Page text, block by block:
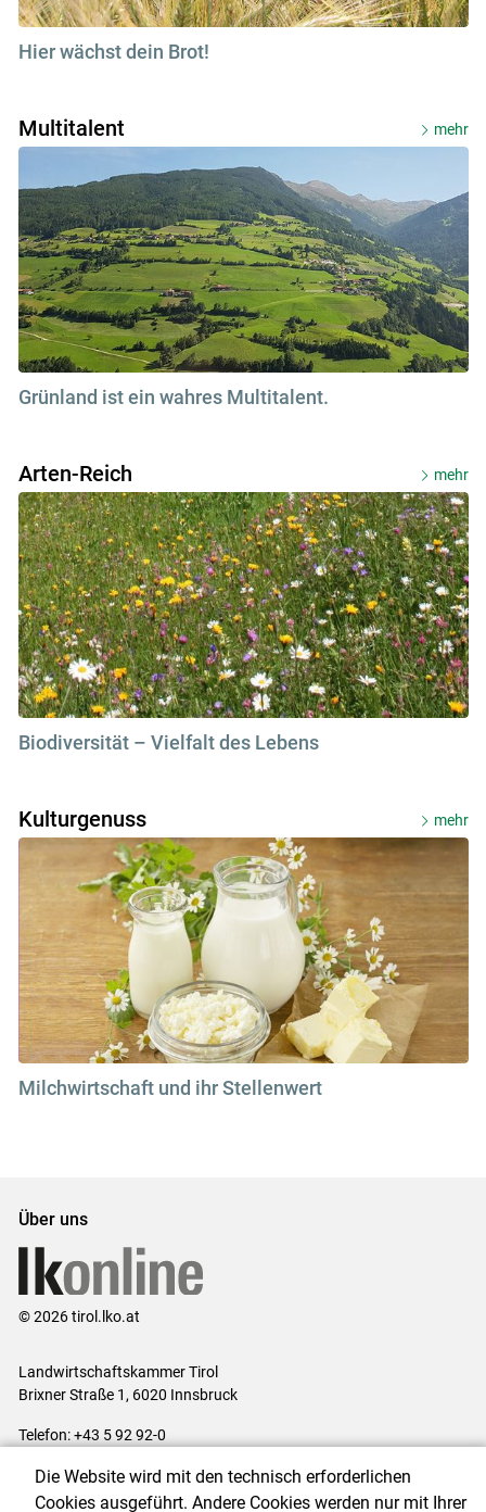
Hier wächst dein Brot!
Multitalent mehr
Grünland ist ein wahres Multitalent.
Arten-Reich mehr
Biodiversität – Vielfalt des Lebens
Kulturgenuss mehr
Milchwirtschaft und ihr Stellenwert
Über uns
© 2026 tirol.lko.at
Landwirtschaftskammer Tirol
Brixner Straße 1, 6020 Innsbruck
Telefon: +43 5 92 92-0
Impressum|Kontakt|Datenschutzerklärung|Barrierefreiheit|
Die Website wird mit den technisch erforderlichen
Cookies ausgeführt. Andere Cookies werden nur mit Ihrer